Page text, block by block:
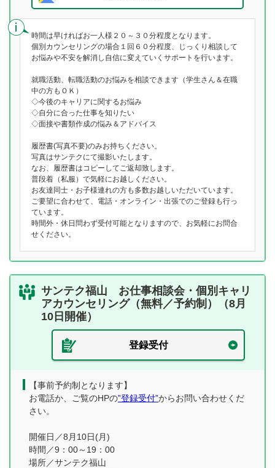
時間は早ければお一人様２０～３０分程度となります。
個別カウンセリングの場合１回６０分程度、じっくり相談して
お悩みや不安を解消し自信に変えていくサポートを行います。
就職活動、転職活動のお悩みを相談できます（学生さん＆在職
中の方もＯＫ）
◇今後のキャリアに関するお悩み
◇自分に合った仕事を知りたい
◇面接や書類作成の悩み＆アドバイス
履歴書(写真不要)のみお持ちください。
写真はサンテクにて撮影いたします。
なお、履歴書はコピーしてご返却致します。
普段着（私服）で気軽にお越しください。
お友達同士・お子様連れの方も多数お越しいただいています。
ご要望に合わせて、電話・オンライン・出張でのご登録も行っ
ています。
時間外・休日問わず受付可能となりますので、お気軽にお問合
せください。
サンテク福山 お仕事相談会・個別キャリ
アカウンセリング（無料／予約制）（8月
10日開催）
登録受付
【事前予約制となります】
お電話か、ご覧のHPの”登録受付”からお問い合わせくだ
さい。
開催日／8月10日(月)
時間／9：00～19：00
場所／サンテク福山